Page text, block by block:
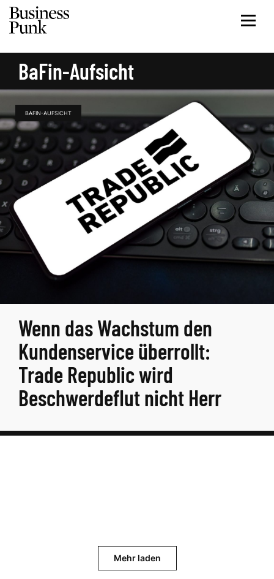
BaFin-Aufsicht
BAFIN-AUFSICHT
Wenn das Wachstum den
Kundenservice überrollt:
Trade Republic wird
Beschwerdeflut nicht Herr
Mehr laden